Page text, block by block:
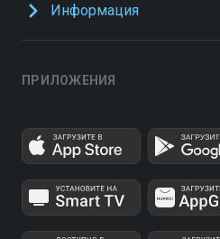
Информация
ПРИЛОЖЕНИЯ